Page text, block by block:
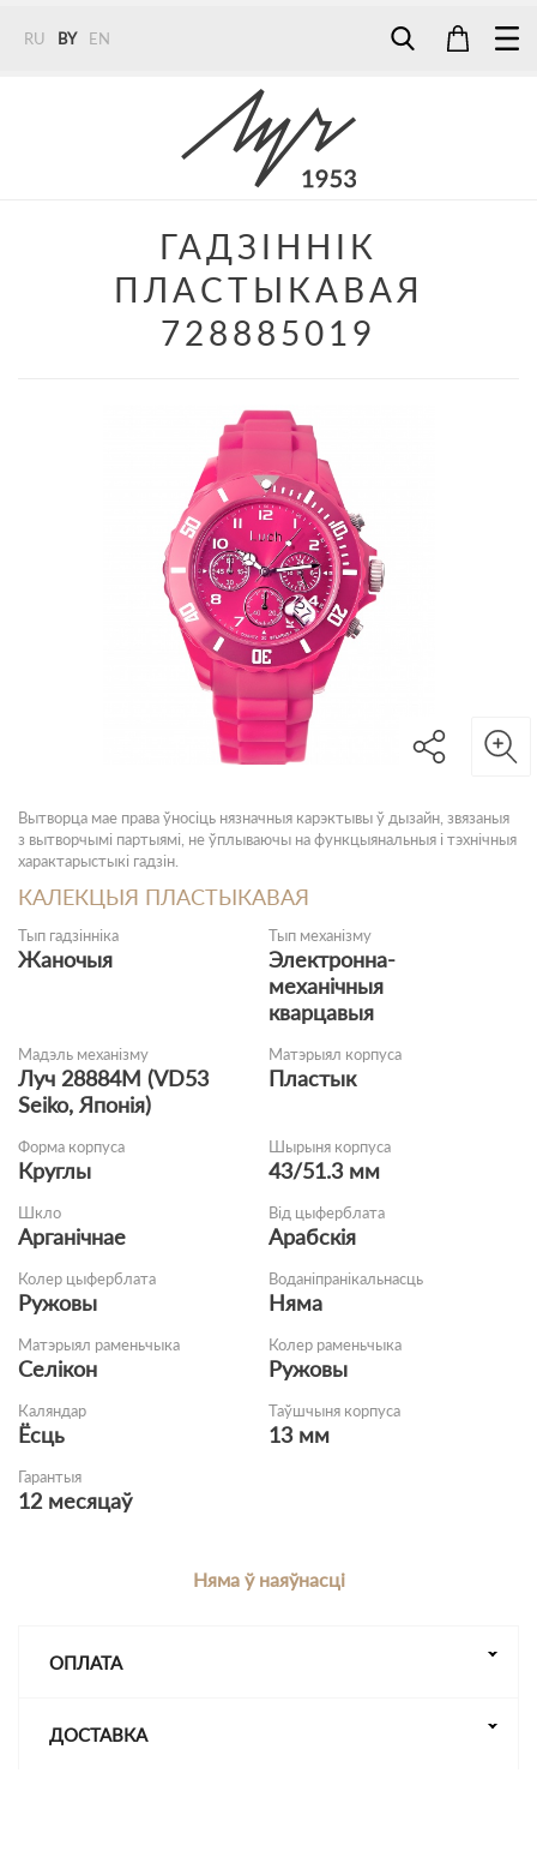
RU BY EN
+375 (29) 272 51 56
ГАДЗІННІК
ПЛАСТЫКАВАЯ
728885019
Вытворца мае права ўносіць нязначныя карэктывы ў дызайн, звязаныя
з вытворчымі партыямі, не ўплываючы на функцыянальныя і тэхнічныя
характарыстыкі гадзін.
КАЛЕКЦЫЯ ПЛАСТЫКАВАЯ
Тып гадзінніка
Жаночыя
Тып механізму
Электронна-
механічныя
кварцавыя
Мадэль механізму
Луч 28884М (VD53
Seiko, Японія)
Матэрыял корпуса
Пластык
Форма корпуса
Круглы
Шырыня корпуса
43/51.3 мм
Шкло
Арганічнае
Від цыферблата
Арабскія
Колер цыферблата
Ружовы
Воданіпранікальнасць
Няма
Матэрыял раменьчыка
Селікон
Колер раменьчыка
Ружовы
Каляндар
Ёсць
Таўшчыня корпуса
13 мм
Гарантыя
12 месяцаў
Няма ў наяўнасці
ОПЛАТА
ДОСТАВКА